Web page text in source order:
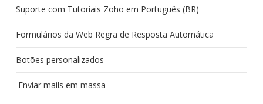
Suporte com Tutoriais Zoho em Português (BR)
Formulários da Web Regra de Resposta Automática
Botões personalizados
Enviar mails em massa